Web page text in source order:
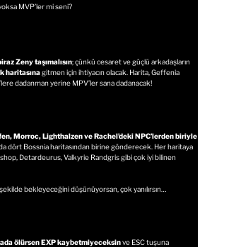
MVP’ler mi seni?
Zeny taşımalısın; çünkü cesaret ve güçlü arkadaşların
haritasınagitmen için ihtiyacın olacak. Harita, Geffenia
dadanman yerine MPV’ler sana dadanacak!
Morroc, Lighthalzen ve Rachel’deki NPC’lerden biriyle
dört Bossnia haritasından birine gönderecek. Her haritaya
Detardeurus, Valkyrie Randgris gibi çok iyi bilinen
bekleyeceğini düşünüyorsan, çok yanılırsın…
ölürsen EXP kaybetmiyeceksinve ESC tuşuna